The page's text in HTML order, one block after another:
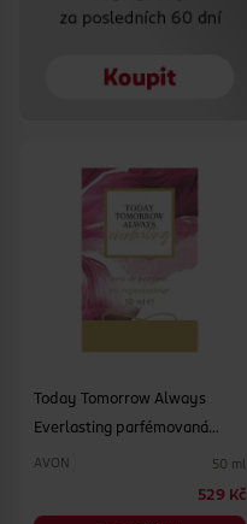
Today Tomorrow Always
Everlasting parfémovaná
voda pro ženy
AVON 50 ml
529 Kč